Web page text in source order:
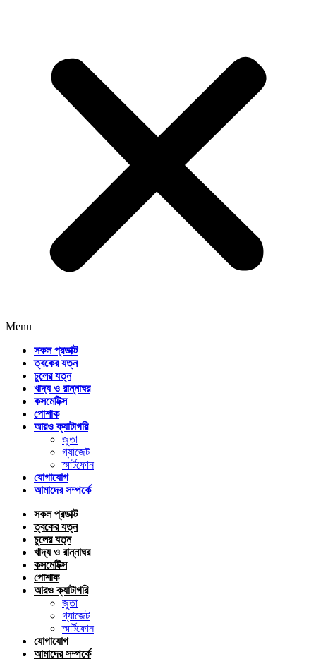
Menu
সকল প্রডাক্ট
ত্বকের যত্ন
চুলের যত্ন
খাদ্য ও রান্নাঘর
কসমেটিক্স
পোশাক
আরও ক্যাটাগরি
জুতা
গ্যাজেট
স্মার্টফোন
যোগাযোগ
আমাদের সম্পর্কে
সকল প্রডাক্ট
ত্বকের যত্ন
চুলের যত্ন
খাদ্য ও রান্নাঘর
কসমেটিক্স
পোশাক
আরও ক্যাটাগরি
জুতা
গ্যাজেট
স্মার্টফোন
যোগাযোগ
আমাদের সম্পর্কে